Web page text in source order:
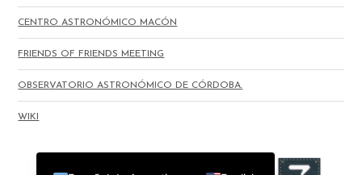
CENTRO ASTRONÓMICO MACÓN
FRIENDS OF FRIENDS MEETING
OBSERVATORIO ASTRONÓMICO DE CÓRDOBA.
WIKI